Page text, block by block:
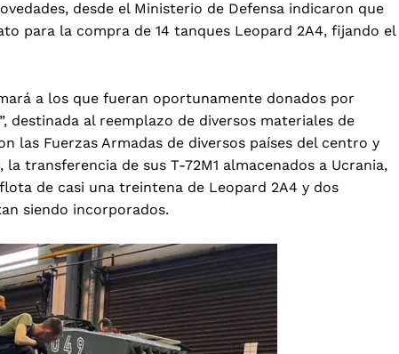
desde el Ministerio de Defensa indicaron que
para la compra de 14 tanques Leopard 2A4, fijando el
a los que fueran oportunamente donados por
destinada al reemplazo de diversos materiales de
las Fuerzas Armadas de diversos países del centro y
transferencia de sus T-72M1 almacenados a Ucrania,
de casi una treintena de Leopard 2A4 y dos
siendo incorporados.